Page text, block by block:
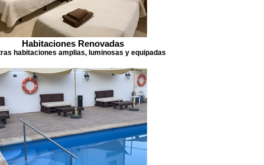
Habitaciones Renovadas
habitaciones amplias, luminosas y equipadas